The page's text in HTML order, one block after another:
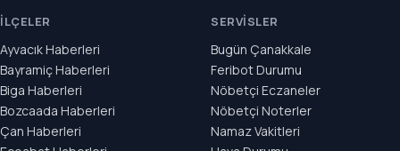
İLÇELER
Ayvacık Haberleri
Bayramiç Haberleri
Biga Haberleri
Bozcaada Haberleri
Çan Haberleri
SERVISLER
Bugün Çanakkale
Feribot Durumu
Nöbetçi Eczaneler
Nöbetçi Noterler
Namaz Vakitleri